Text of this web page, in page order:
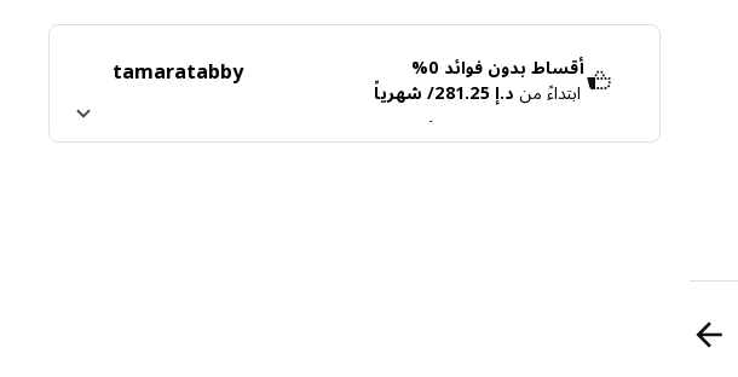
أقساط بدون فوائد 0%
ابتداءً من د.إ 281.25/ شهرياً
tabby
tamara